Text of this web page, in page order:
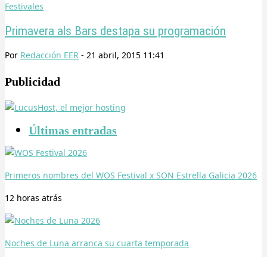
Festivales
Primavera als Bars destapa su programación
Por Redacción EER - 21 abril, 2015 11:41
Publicidad
Últimas entradas
Primeros nombres del WOS Festival x SON Estrella Galicia 2026
12 horas atrás
Noches de Luna arranca su cuarta temporada